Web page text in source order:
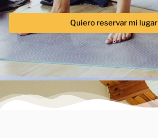
Quiero reservar mi lugar